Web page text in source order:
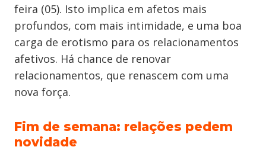
feira (05). Isto implica em afetos mais
profundos, com mais intimidade, e uma boa
carga de erotismo para os relacionamentos
afetivos. Há chance de renovar
relacionamentos, que renascem com uma
nova força.
Fim de semana: relações pedem
novidade